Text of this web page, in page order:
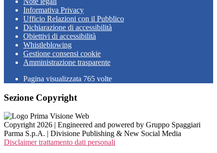
Informativa Privacy
Ufficio Relazioni con il Pubblico
Dichiarazione di accessibilità
Obiettivi di accessibilità
Whistleblowing
Gestione consensi cookie
Amministrazione trasparente
Pagina visualizzata 765 volte
Sezione Copyright
Copyright 2026 | Engineered and powered by Gruppo Spaggiari
Parma S.p.A. | Divisione Publishing & New Social Media
Disclaimer trattamento dati personali